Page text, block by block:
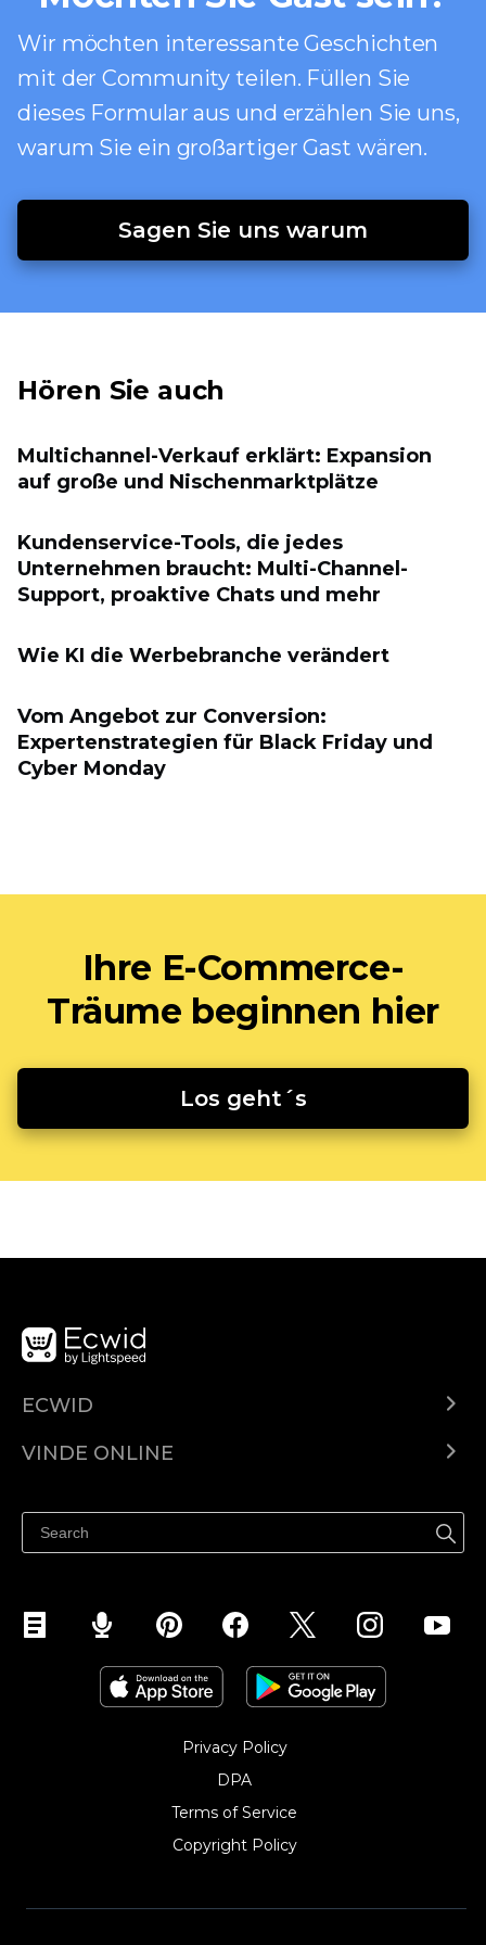
Wir möchten interessante Geschichten
mit der Community teilen. Füllen Sie
dieses Formular aus und erzählen Sie uns,
warum Sie ein großartiger Gast wären.
Sagen Sie uns warum
Hören Sie auch
Multichannel-Verkauf erklärt: Expansion
auf große und Nischenmarktplätze
Kundenservice-Tools, die jedes
Unternehmen braucht: Multi-Channel-
Support, proaktive Chats und mehr
Wie KI die Werbebranche verändert
Vom Angebot zur Conversion:
Expertenstrategien für Black Friday und
Cyber ​​Monday
Ihre E-Commerce-
Träume beginnen hier
Los geht´s
ECWID
Prețuri
VINDE ONLINE
Vinde pe Facebook
Vinde pe Instagram
Privacy Policy
DPA
Terms of Service
Copyright Policy‎